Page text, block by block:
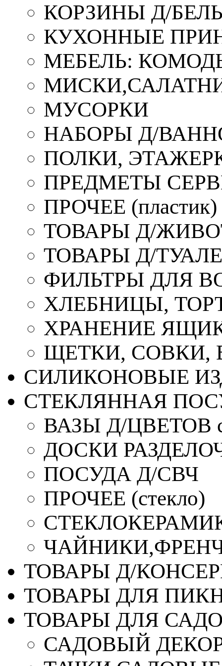
КОРЗИНЫ Д/
КУХОННЫЕ
МЕБЕЛЬ:
МУСОРКИ
НАБОРЫ Д/
ПОЛКИ,
ПРЕДМЕТЫ
ПРОЧЕЕ (пластик)
ТОВАРЫ Д/
ТОВАРЫ Д/
ФИЛЬТРЫ ДЛЯ
ХЛЕБНИЦЫ,
ХРАНЕНИЕ
ЩЕТКИ, СОВКИ,
СИЛИКОНОВЫЕ
СТЕКЛЯННАЯ
ВАЗЫ Д/ЦВЕТОВ
ДОСКИ
ПОСУДА Д/СВЧ
ПРОЧЕЕ (стекло)
ТОВАРЫ Д/
ТОВАРЫ ДЛЯ
ТОВАРЫ ДЛЯ
САДОВЫЙ